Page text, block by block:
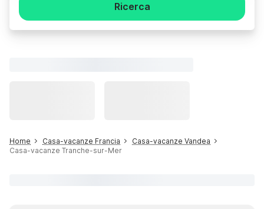
Ricerca
Home Casa-vacanze Francia
Casa-vacanze Vandea
Casa-vacanze Tranche-sur-Mer